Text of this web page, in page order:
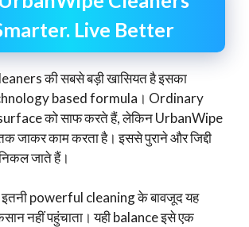
Live Better
की सबसे बड़ी खासियत है इसका
based formula। Ordinary
को साफ करते हैं, लेकिन UrbanWipe
काम करता है। इससे पुराने और जिद्दी
जाते हैं।
इतनी powerful cleaning के बावजूद यह
नहीं पहुंचाता। यही balance इसे एक